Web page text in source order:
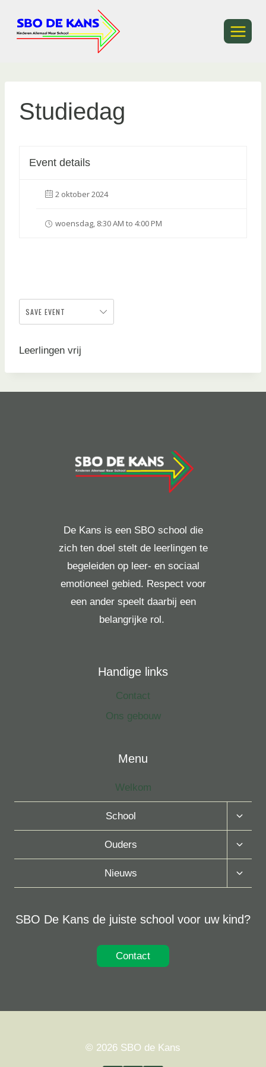
naar
Studiedag
Event details
2 oktober 2024
woensdag, 8:30 AM to 4:00 PM
SAVE EVENT
Leerlingen vrij
De Kans is een SBO school die
zich ten doel stelt de leerlingen te
begeleiden op leer- en sociaal
emotioneel gebied. Respect voor
een ander speelt daarbij een
belangrijke rol.
Handige links
Contact
Ons gebouw
Menu
Welkom
School
Toggle
Ouders
Toggle
Nieuws
Toggle
SBO De Kans de juiste school voor uw kind?
Contact
© 2026 SBO de Kans